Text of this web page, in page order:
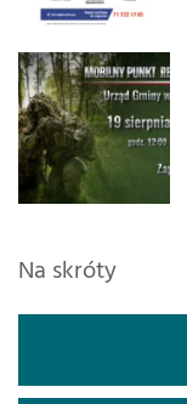
Na skróty